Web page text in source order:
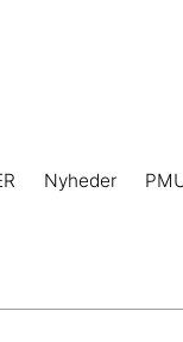
Nyheder